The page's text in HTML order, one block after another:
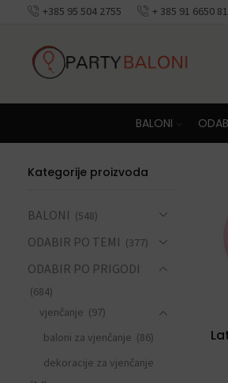
+385 95 504 2755 + 385 91 6650
BALONI
Kategorije proizvoda
BALONI (548)
ODABIR PO TEMI (377)
ODABIR PO PRIGODI
(684)
vjenčanje (97)
baloni za vjenčanje (86)
dekoracije za vjenčanje